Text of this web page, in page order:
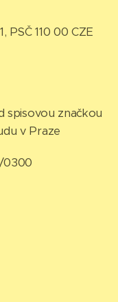
PSČ 110 00 CZE
spisovou značkou
v Praze
0300